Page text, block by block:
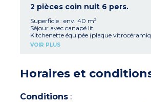
bouilloire)
Salle de douche avec WC
Pas de balcon, ni terrasse
2 pièces coin nuit 6 pers.
Superficie : env. 40 m²
Séjour avec canapé lit
Kitchenette équipée (plaque
micro-ondes/gril, lave-vaisselle cafetière et
Salle de douche avec WC
Balcon ou terrasse sur la plupart des
de la résidence
VOIR PLUS
Horaires et
Conditions: